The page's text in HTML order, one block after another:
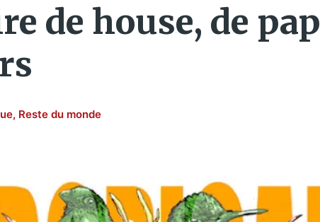
de house, de
, Reste du monde